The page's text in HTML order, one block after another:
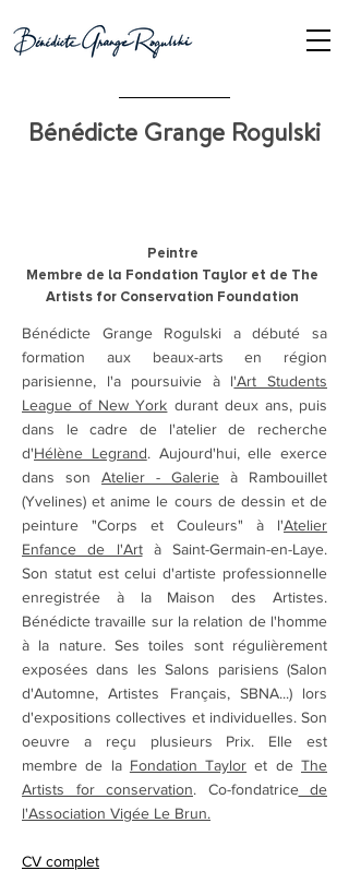
Bénédicte Grange Rogulski
Bénédicte Grange Rogulski a débuté sa
formation aux beaux-arts en région
parisienne, l'a poursuivie à l'Art Students
League of New York durant deux ans, puis
dans le cadre de l'atelier de recherche
d'Hélène Legrand. Aujourd'hui, elle exerce
dans son Atelier - Galerie à Rambouillet
(Yvelines) et anime le cours de dessin et de
peinture "Corps et Couleurs" à l'Atelier
Enfance de l'Artà Saint-Germain-en-Laye.
Son statut est celui d'artiste professionnelle
enregistrée à la Maison des Artistes.
Bénédicte travaille sur la relation de l'homme
à la nature. Ses toiles sont régulièrement
exposées dans les Salons parisiens (Salon
d'Automne, Artistes Français, SBNA...) lors
d'expositions collectives et individuelles. Son
oeuvre a reçu plusieurs Prix. Elle est
membre de la Fondation Taylor et deThe
Artists for conservation. Co-fondatricede
l'Association Vigée Le Brun.
CV complet
Peintre
Membre de la Fondation Taylor et de The
Artists for Conservation Foundation